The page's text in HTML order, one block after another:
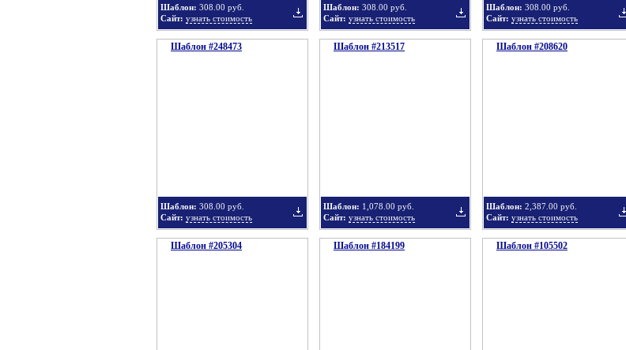
Шаблон: 308.00 руб.
Сайт: узнать стоимость
Шаблон: 308.00 руб.
Сайт: узнать стоимость
Шаблон: 308.00 руб.
Сайт: узнать стоимость
Шаблон #248473
Шаблон: 308.00 руб.
Сайт: узнать стоимость
Шаблон #213517
Шаблон: 1,078.00 руб.
Сайт: узнать стоимость
Шаблон #208620
Шаблон: 2,387.00 руб.
Сайт: узнать стоимость
Шаблон #205304 Шаблон #184199 Шаблон #105502